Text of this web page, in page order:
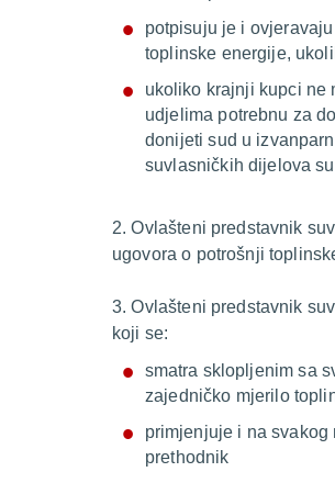
potpisuju je i
toplinske energije,
ukoliko krajnji kupci ne
udjelima potrebnu za
donijeti sud u
suvlasničkih dijelova
2. Ovlašteni predstavnik
ugovora o potrošnji
3. Ovlašteni predstavnik
koji se:
smatra sklopljenim sa
zajedničko mjerilo
primjenjuje i na
prethodnik